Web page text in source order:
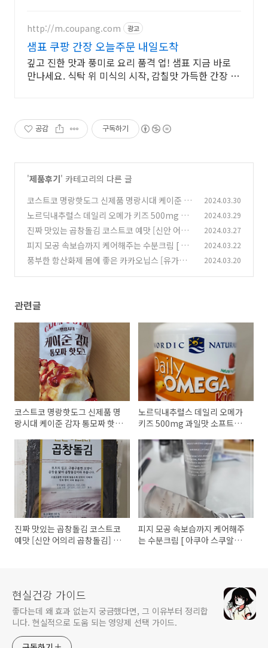
http://m.coupang.com 광고
샘표 쿠팡 간장 오늘주문 내일도착
깊고 진한 맛과 풍미로 요리 품격 업! 샘표 지금 바로
만나세요. 식탁 위 미식의 시작, 감칠맛 가득한 간장 쿠
공감 구독하기
'제품후기' 카테고리의 다른 글
코스트코 명랑핫도그 신제품 명랑시대 케이준 감
자 통모짜 핫도그 구매후기
(0)
2024.03.30
노르딕내추럴스 데일리 오메가 키즈 500mg 과
일맛 소프트젤 후기
(0)
2024.03.29
진짜 맛있는 곱창돌김 코스트코 예맛 [신안 어의
리 곱창돌김] 구매후기 (0)
2024.03.27
피지 모공 속보습까지 케어해주는 수분크림 [ 아
쿠아 스쿠알란 수분크림 ]
(0)
2024.03.22
풍부한 항산화제 몸에 좋은 카카오닙스 [유가원
2024.03.20
관련글
코스트코 명랑핫도그 신제품 명
랑시대 케이준 감자 통모짜 핫도
노르딕내추럴스 데일리 오메가
키즈 500mg 과일맛 소프트젤
진짜 맛있는 곱창돌김 코스트코
예맛 [신안 어의리 곱창돌김] 구
피지 모공 속보습까지 케어해주
는 수분크림 [ 아쿠아 스쿠알란
현실건강 가이드
좋다는데 왜 효과 없는지 궁금했다면, 그 이유부터 정리합
니다. 현실적으로 도움 되는 영양제 선택 가이드.